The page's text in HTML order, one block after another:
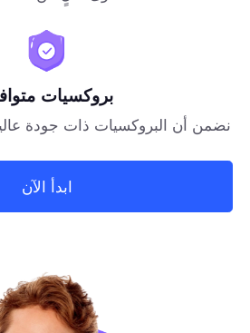
بروكسيات
نضمن أن البروكسيات ذات جودة
ابدأ الآن